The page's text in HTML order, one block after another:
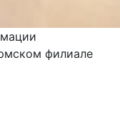
филиале